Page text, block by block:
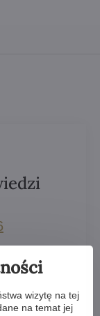
wizytę na tej
na temat jej